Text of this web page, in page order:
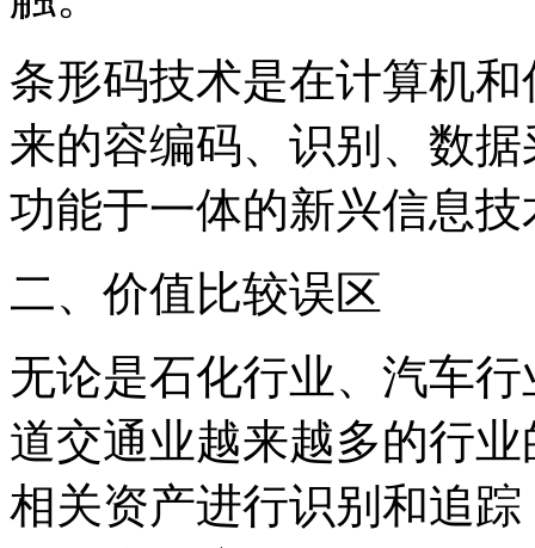
条形码技术是在计算机
来的容编码、识别、数
功能于一体的新兴信息技
二、价值比较误区
无论是石化行业、汽车
道交通业越来越多的行
相关资产进行识别和追